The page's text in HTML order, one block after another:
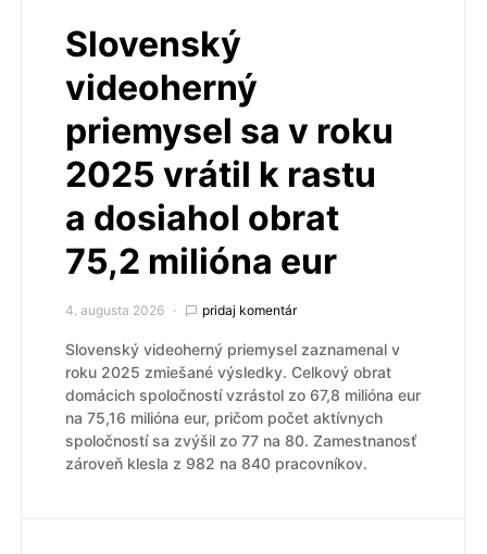
Slovenský
videoherný
priemysel sa v roku
2025 vrátil k rastu
a dosiahol obrat
75,2 milióna eur
4. augusta 2026 pridaj komentár
Slovenský videoherný priemysel zaznamenal v
roku 2025 zmiešané výsledky. Celkový obrat
domácich spoločností vzrástol zo 67,8 milióna eur
na 75,16 milióna eur, pričom počet aktívnych
spoločností sa zvýšil zo 77 na 80. Zamestnanosť
zároveň klesla z 982 na 840 pracovníkov.